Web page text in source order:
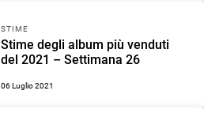
STIME
Stime degli album più venduti
del 2021 – Settimana 26
06 Luglio 2021